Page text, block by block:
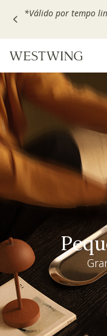
Escolha seu